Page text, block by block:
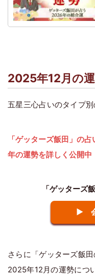
2025年12月の
五星三心占いのタイプ
「ゲッターズ飯田」の
年の運勢を詳しく公開中
「ゲッターズ
▶ 会
さらに「ゲッターズ飯
2025年12月の運勢につ